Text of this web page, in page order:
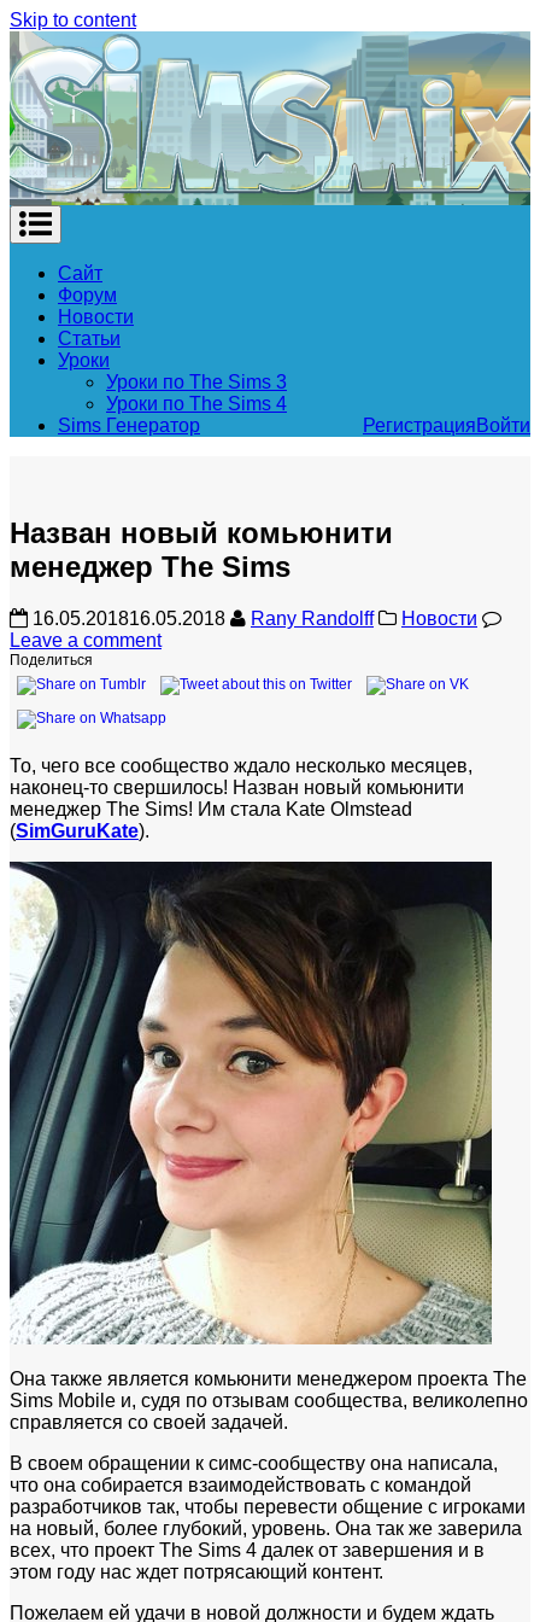
Skip to content
Сайт
Форум
Новости
Статьи
Уроки
Уроки по The Sims 3
Уроки по The Sims 4
Войти
Регистрация
Sims Генератор
Назван новый комьюнити
менеджер The Sims
16.05.201816.05.2018 Rany Randolff
Новости
Leave a comment
Поделиться
То, чего все сообщество ждало несколько месяцев,
наконец-то свершилось! Назван новый комьюнити
менеджер The Sims! Им стала Kate Olmstead
(SimGuruKate).
Она также является комьюнити менеджером проекта The
Sims Mobile и, судя по отзывам сообщества, великолепно
справляется со своей задачей.
В своем обращении к симс-сообществу она написала,
что она собирается взаимодействовать с командой
разработчиков так, чтобы перевести общение с игроками
на новый, более глубокий, уровень. Она так же заверила
всех, что проект The Sims 4 далек от завершения и в
этом году нас ждет потрясающий контент.
Пожелаем ей удачи в новой должности и будем ждать